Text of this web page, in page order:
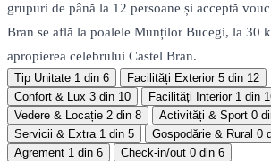
grupuri de până la 12 persoane și acceptă
Bran se află la poalele Munților Bucegi, la 30
apropierea celebrului Castel Bran.
Tip Unitate 1 din 6 Facilități Exterior 5 din 12
Confort & Lux 3 din 10 Facilități Interior 1 din
Vedere & Locație 2 din 8 Activități & Sport 0
Servicii & Extra 1 din 5 Gospodărie & Rural 0
Agrement 1 din 6 Check-in/out 0 din 6